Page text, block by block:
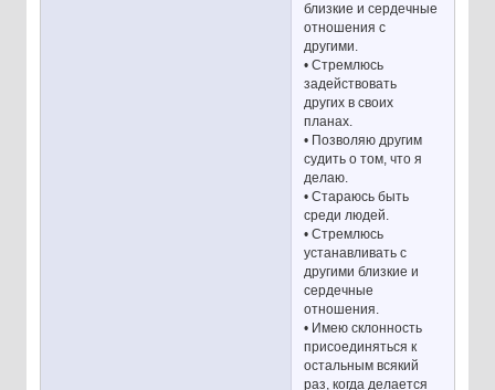
близкие и сердечные
отношения с
другими.
• Стремлюсь
задействовать
других в своих
планах.
• Позволяю другим
судить о том, что я
делаю.
• Стараюсь быть
среди людей.
• Стремлюсь
устанавливать с
другими близкие и
сердечные
отношения.
• Имею склонность
присоединяться к
остальным всякий
раз, когда делается